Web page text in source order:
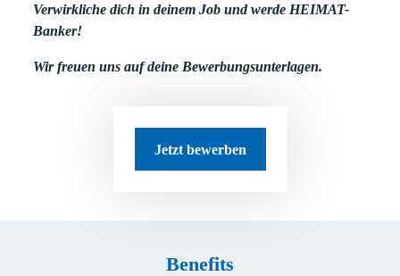
Verwirkliche dich in deinem Job und werde HEIMAT-
Banker!
Wir freuen uns auf deine Bewerbungsunterlagen.
Jetzt bewerben
Benefits